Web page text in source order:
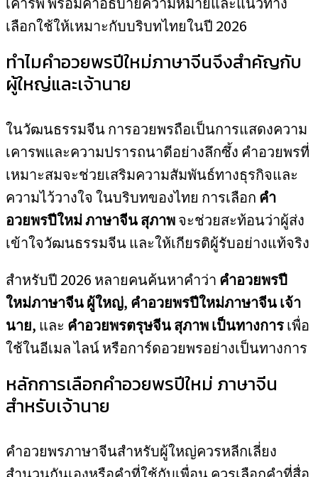
เลือกใช้ให้เหมาะกับบริบทไทยในปี 2026
ทำไมคำอวยพรปีใหม่ภาษาจีนจึงสำคัญกับ
ผู้ใหญ่และเจ้านาย
ในวัฒนธรรมจีน การอวยพรถือเป็นการแสดงความ
เคารพและความปรารถนาดีอย่างลึกซึ้ง คำอวยพรที่
เหมาะสมจะช่วยเสริมความสัมพันธ์ทางธุรกิจและ
ความไว้วางใจ ในบริบทของไทย การเลือก คำ
อวยพรปีใหม่ ภาษาจีน สุภาพจะช่วยสะท้อนว่าผู้ส่ง
เข้าใจวัฒนธรรมจีน และให้เกียรติผู้รับอย่างแท้จริง
สำหรับปี 2026 หลายคนค้นหาคำว่า คำอวยพรปี
ใหม่ภาษาจีน ผู้ใหญ่, คำอวยพรปีใหม่ภาษาจีน เจ้า
นาย, และ คำอวยพรตรุษจีน สุภาพ เป็นทางการเพื่อ
ใช้ในอีเมล ไลน์ หรือการ์ดอวยพรอย่างเป็นทางการ
หลักการเลือกคำอวยพรปีใหม่ ภาษาจีน
สำหรับเจ้านาย
คำอวยพรภาษาจีนสำหรับผู้ใหญ่ควรหลีกเลี่ยง